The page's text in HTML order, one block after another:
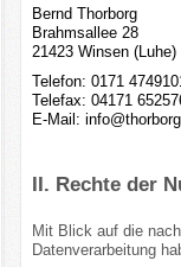
Bernd Thorborg
Brahmsallee 28
21423 Winsen (Luhe)
Telefon: 0171
Telefax: 04171
E-Mail:
II. Rechte der
Mit Blick auf die
Datenverarbeitung